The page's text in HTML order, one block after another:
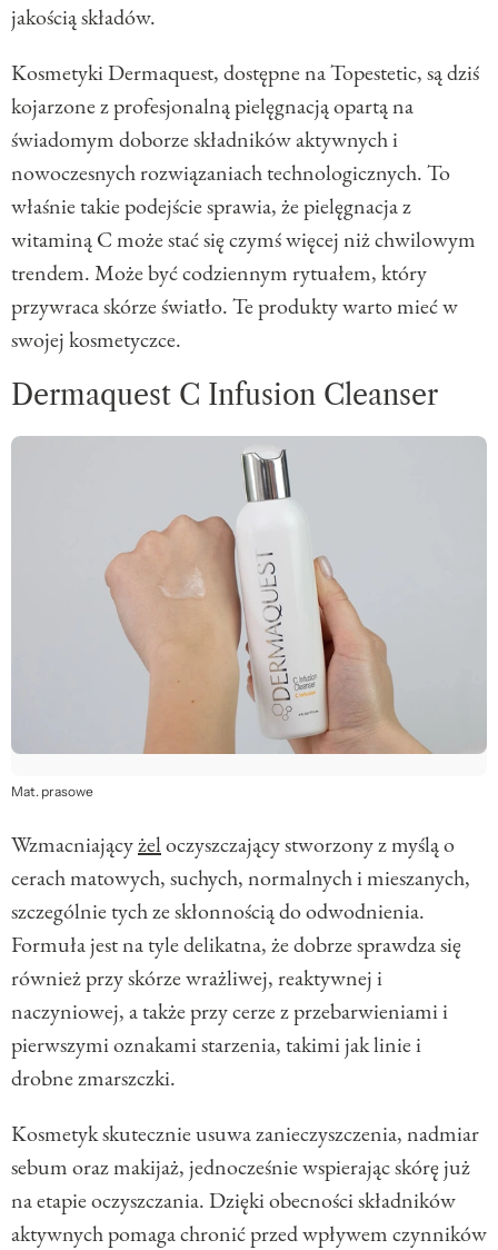
jakością składów.
Kosmetyki Dermaquest, dostępne na Topestetic, są dziś
kojarzone z profesjonalną pielęgnacją opartą na
świadomym doborze składników aktywnych i
nowoczesnych rozwiązaniach technologicznych. To
właśnie takie podejście sprawia, że pielęgnacja z
witaminą C może stać się czymś więcej niż chwilowym
trendem. Może być codziennym rytuałem, który
przywraca skórze światło. Te produkty warto mieć w
swojej kosmetyczce.
Dermaquest C Infusion Cleanser
Mat. prasowe
Wzmacniającyżeloczyszczający stworzony z myślą o
cerach matowych, suchych, normalnych i mieszanych,
szczególnie tych ze skłonnością do odwodnienia.
Formuła jest na tyle delikatna, że dobrze sprawdza się
również przy skórze wrażliwej, reaktywnej i
naczyniowej, a także przy cerze z przebarwieniami i
pierwszymi oznakami starzenia, takimi jak linie i
drobne zmarszczki.
Kosmetyk skutecznie usuwa zanieczyszczenia, nadmiar
sebum oraz makijaż, jednocześnie wspierając skórę już
na etapie oczyszczania. Dzięki obecności składników
aktywnych pomaga chronić przed wpływem czynników